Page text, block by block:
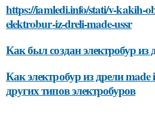
https://iamledi.info/stati/v-kakih-
elektrobur-iz-dreli-made-ussr
Как был создан электробур из
Как электробур из дрели made
других типов электробуров